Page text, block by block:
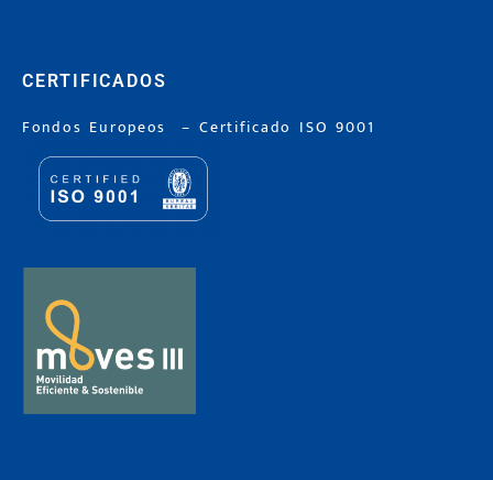
CERTIFICADOS
Fondos Europeos –Certificado ISO 9001